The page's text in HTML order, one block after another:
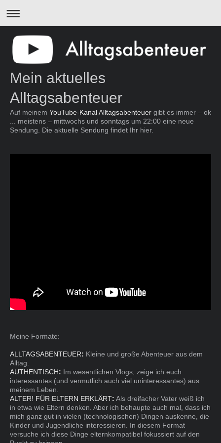
Mein aktuelles
Alltagsabenteuer
Auf meinem YouTube-Kanal Alltagsabenteuer gibt es immer – ok
... meistens – mittwochs und sonntags um 22:00 eine neue
Sendung. Die aktuelle Sendung findet Ihr hier.
Meine Formate:
ALLTAGSABENTEUER: Kleine und große Abenteuer aus dem
Alltag.
AUTHENTISCH: Im wesentlichen Vlogs, zeige ich euch
interessantes (und vermutlich auch viel uninteressantes) aus
meinem Leben.
ALTER! FÜR ELTERN ERKLÄRT: Als dreifacher Vater weiß ich
in etwa wie Eltern denken. Aber ich behaupte auch mal, dass ich
mich ganz gut in vielen (technologischen) Dingen auskenne, die
Kinder und Jugendliche interessieren. In diesem Format
versuche ich diese Dinge elternkompatibel fokussiert auf den